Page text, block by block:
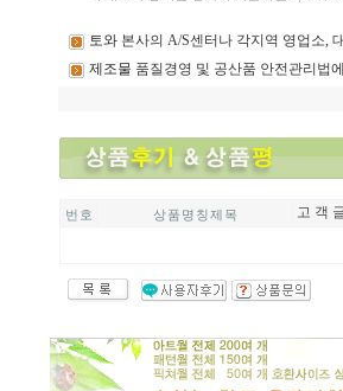
토와 본사의 A/S센터나 각지역 영업소,
제조물 품질경영 및 공산품 안전관리법
번 호 상 품 명 칭 제 목 고 객